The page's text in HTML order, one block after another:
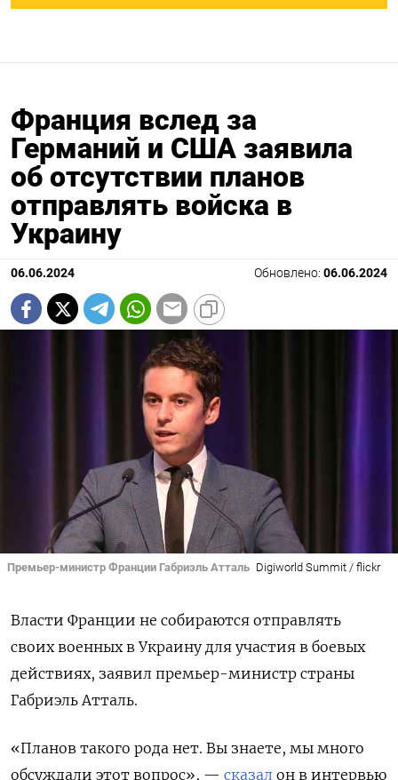
Франция вслед за
Германий и США заявила
об отсутствии планов
отправлять войска в
Украину
06.06.2024 Обновлено: 06.06.2024
Премьер-министр Франции Габриэль Атталь Digiworld Summit / flickr
Власти Франции не собираются отправлять
своих военных в Украину для участия в боевых
действиях, заявил премьер-министр страны
Габриэль Атталь.
«Планов такого рода нет. Вы знаете, мы много
обсуждали этот вопрос», — сказал он в интервью